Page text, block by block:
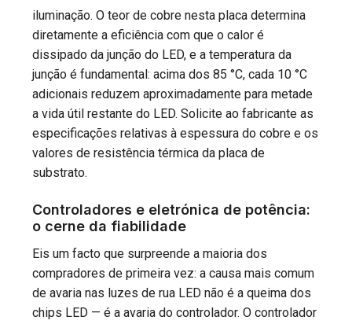
iluminação. O teor de cobre nesta placa determina
diretamente a eficiência com que o calor é
dissipado da junção do LED, e a temperatura da
junção é fundamental: acima dos 85 °C, cada 10 °C
adicionais reduzem aproximadamente para metade
a vida útil restante do LED. Solicite ao fabricante as
especificações relativas à espessura do cobre e os
valores de resistência térmica da placa de
substrato.
Controladores e eletrónica de potência:
o cerne da fiabilidade
Eis um facto que surpreende a maioria dos
compradores de primeira vez: a causa mais comum
de avaria nas luzes de rua LED não é a queima dos
chips LED — é a avaria do controlador. O controlador